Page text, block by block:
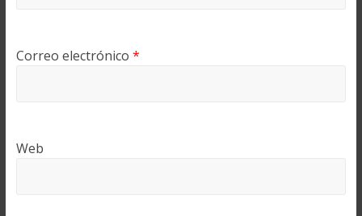
Correo electrónico *
Web